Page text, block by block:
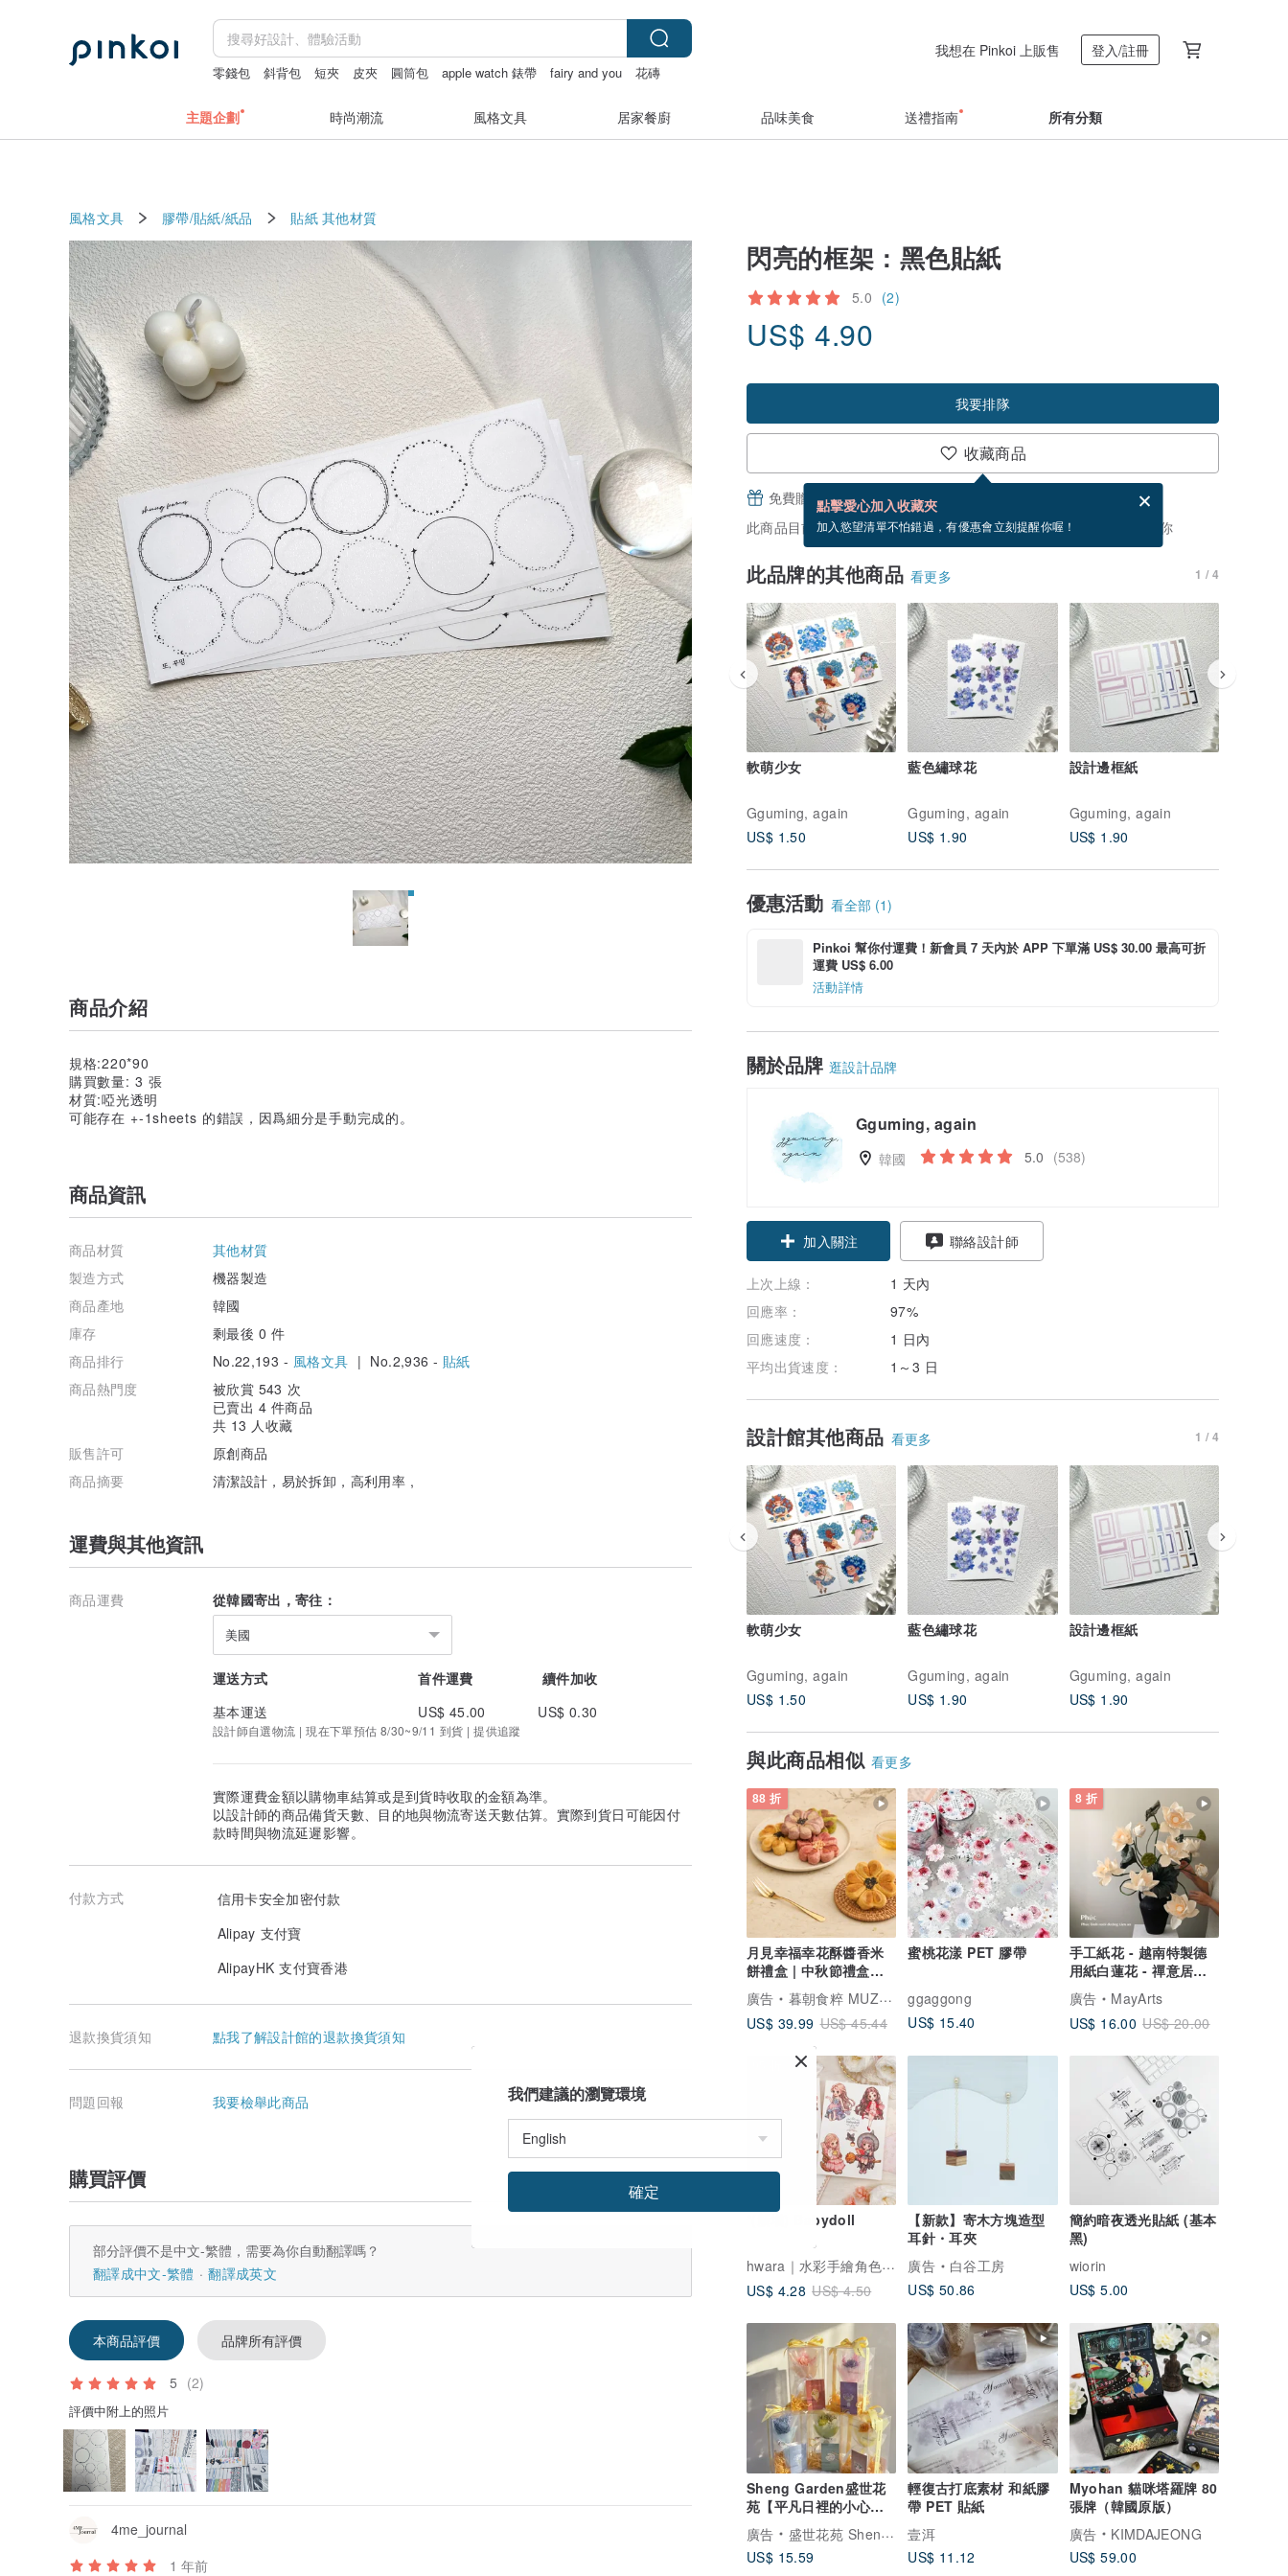
零錢包 斜背包 短夾 皮夾 圓筒包 apple watch 錶帶 fairy and you 花磚
我想在 Pinkoi 上販售 登入/註冊
主題企劃 時尚潮流 風格文具 居家餐廚 品味美食 送禮指南 所有分類
風格文具 膠帶/貼紙/紙品 貼紙 其他材質
閃亮的框架 : 黑色貼紙
5.0 (2)
US$ 4.90
我要排隊
收藏商品
點擊愛心加入收藏夾
加入慾望清單不怕錯過，有優惠會立刻提醒你喔！
免費贈送電子賀卡，結帳完成後填寫
此商品目前沒現貨，你可以按「我要排隊」，當有貨會主動發信通知你
此品牌的其他商品 看更多 1 / 4
軟萌少女
Gguming, again
US$ 1.50
藍色繡球花
Gguming, again
US$ 1.90
設計邊框紙
Gguming, again
US$ 1.90
優惠活動 看全部 (1)
Pinkoi 幫你付運費！新會員 7 天內於 APP 下單滿 US$ 30.00 最高可折
運費 US$ 6.00
活動詳情
關於品牌 逛設計品牌
Gguming, again
韓國 5.0 (538)
加入關注 聯絡設計師
上次上線：
1 天內
回應率：
97%
回應速度：
1 日內
平均出貨速度：
1～3 日
設計館其他商品 看更多 1 / 4
軟萌少女
Gguming, again
US$ 1.50
藍色繡球花
Gguming, again
US$ 1.90
設計邊框紙
Gguming, again
US$ 1.90
與此商品相似 看更多
88 折
月見幸福幸花酥醬香米
餅禮盒 | 中秋節禮盒預
購 企業贈禮
廣告
暮朝食粹 MUZHAO
US$ 39.99 US$ 45.44
蜜桃花漾 PET 膠帶
ggaggong
US$ 15.40
8 折
手工紙花 - 越南特製德
用紙白蓮花 - 禪意居家
擺飾與質感送禮首選
廣告
MayArts
US$ 16.00 US$ 20.00
*(新增) Babydoll
hwara｜水彩手繪角色貼紙
US$ 4.28 US$ 4.50
【新款】寄木方塊造型
耳針・耳夾
廣告
白谷工房
US$ 50.86
簡約暗夜透光貼紙 (基本
黑)
wiorin
US$ 5.00
Sheng Garden盛世花
苑【平凡日裡的小心
願】小花束卡片禮盒組
廣告
盛世花苑 Sheng Garden
US$ 15.59
輕復古打底素材 和紙膠
帶 PET 貼紙
壹洱
US$ 11.12
Myohan 貓咪塔羅牌 80
張牌（韓國原版）
廣告
KIMDAJEONG
US$ 59.00
商品介紹
規格:220*90
購買數量: 3 張
材質:啞光透明
可能存在 +-1sheets 的錯誤，因爲細分是手動完成的。
商品資訊
商品材質
其他材質
製造方式
機器製造
商品產地
韓國
庫存
剩最後 0 件
商品排行
No.22,193 - 風格文具 | No.2,936 - 貼紙
商品熱門度
被欣賞 543 次
已賣出 4 件商品
共 13 人收藏
販售許可
原創商品
商品摘要
清潔設計，易於拆卸，高利用率 ,
運費與其他資訊
商品運費 從韓國寄出，寄往：
美國
運送方式 首件運費
續件加收
基本運送
US$ 45.00 US$ 0.30
設計師自選物流 | 現在下單預估 8/30~9/11 到貨 | 提供追蹤
實際運費金額以購物車結算或是到貨時收取的金額為準。
以設計師的商品備貨天數、目的地與物流寄送天數估算。實際到貨日可能因付
款時間與物流延遲影響。
付款方式
信用卡安全加密付款
Alipay 支付寶
AlipayHK 支付寶香港
退款換貨須知 點我了解設計館的退款換貨須知
問題回報 我要檢舉此商品
購買評價
部分評價不是中文-繁體，需要為你自動翻譯嗎？
翻譯成中文-繁體
翻譯成英文
本商品評價 品牌所有評價
5 (2)
評價中附上的照片
4me_journal
1 年前
我們建議的瀏覽環境
確定